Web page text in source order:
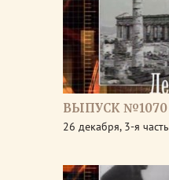
ВЫПУСК №1070
26 декабря, 3-я часть